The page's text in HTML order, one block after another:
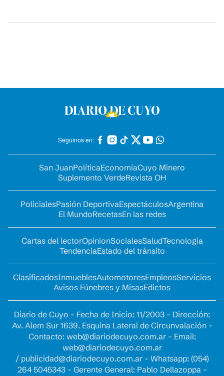
Seguinos en:
San JuanPolíticaEconomíaCuyo Minero
Suplemento VerdeRevista OH
PolicialesPasión DeportivaEspectáculosArgentina
El MundoRecetasEn las redes
Cartas del lectorOpinionSocialesSaludTecnología
TendenciaEstado del tránsito
ClasificadosInmueblesAutomotoresEmpleosServicios
Avisos Fúnebres y MisasEdictos
Diario de Cuyo - Fecha de Inicio: 11/2003 - Dirección:
Av. Alem Sur 1639. Esquina Lateral de Circunvalación -
Contacto: web@diariodecuyo.com.ar- Email:
web@diariodecuyo.com.ar
/ publicidad@diariodecuyo.com.ar- Whatsapp: (054)
264 5045343 - Gerente General: Pablo Dellazoppa -